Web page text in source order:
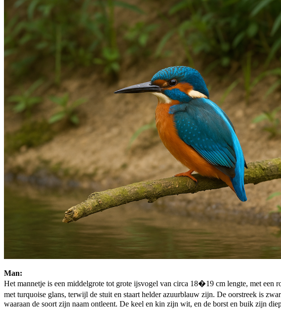
Man:
Het mannetje is een middelgrote tot grote ijsvogel van circa 18�19 cm lengte, met een
met turquoise glans, terwijl de stuit en staart helder azuurblauw zijn. De oorstreek is
waaraan de soort zijn naam ontleent. De keel en kin zijn wit, en de borst en buik zijn